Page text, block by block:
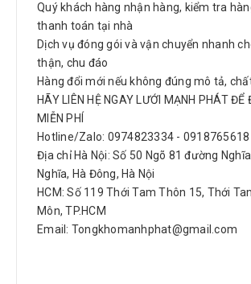
Quý khách hàng nhận hàng, kiểm tra
thanh toán tại nhà
Dịch vụ đóng gói và vận chuyển nhanh
thận, chu đáo
Hàng đổi mới nếu không đúng mô tả,
HÃY LIÊN HỆ NGAY LƯỚI MẠNH PHÁT ĐỂ
MIỄN PHÍ
Hotline/Zalo: 0974823334 - 0918765618
Địa chỉ Hà Nội: Số 50 Ngõ 81 đường
Nghĩa, Hà Đông, Hà Nội
HCM: Số 119 Thới Tam Thôn 15, Thới
Môn, TP.HCM
Email: Tongkhomanhphat@gmail.com